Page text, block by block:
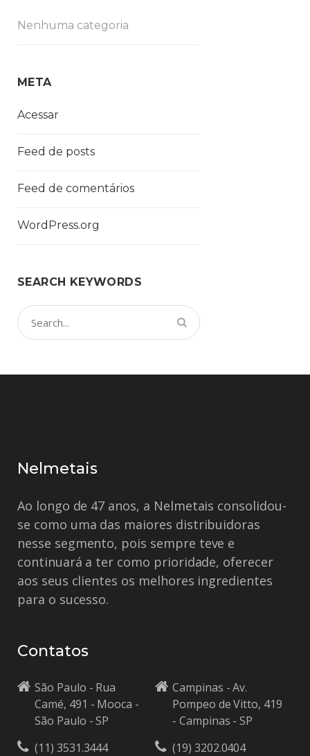
Nenhuma categoria
META
Acessar
Feed de posts
Feed de comentários
WordPress.org
SEARCH KEYWORDS
Nelmetais
Ao longo de 47 anos, a Nelmetais consolidou-
se como uma das maiores distribuidoras
nesse segmento, pois sempre teve e
continuará a ter como prioridade, oferecer
aos seus clientes os melhores ingredientes
para o sucesso.
Contatos
São Paulo - Rua
Camé, 491 - Mooca -
São Paulo - SP
(11) 3531.3444
Campinas - Av.
Pompeo de Vitto, 419
- Campinas - SP
(19) 3202.0404